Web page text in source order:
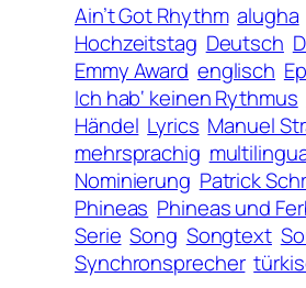
Ain’t Got Rhythm alugha
Hochzeitstag Deutsch
Emmy Award englisch
Ich hab‘ keinen Rythmus
Händel Lyrics Manuel
mehrsprachig
Nominierung Patrick
Phineas Phineas und
Serie Song Songtext
Synchronsprecher